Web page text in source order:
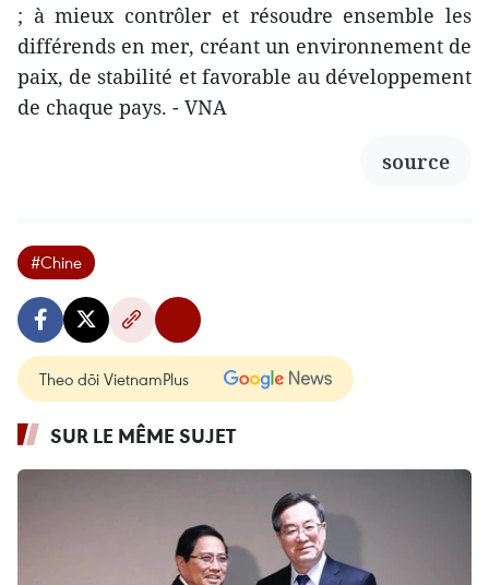
; à mieux contrôler et résoudre ensemble les
différends en mer, créant un environnement de
paix, de stabilité et favorable au développement
de chaque pays. - VNA
source
#Chine
Theo dõi VietnamPlus
SUR LE MÊME SUJET